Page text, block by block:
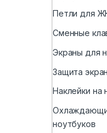
Петли для
Сменные
Экраны для
Защита
Наклейки на
ноутбуков